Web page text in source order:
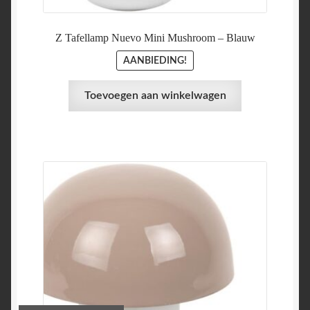
Z Tafellamp Nuevo Mini Mushroom – Blauw
AANBIEDING!
Toevoegen aan winkelwagen